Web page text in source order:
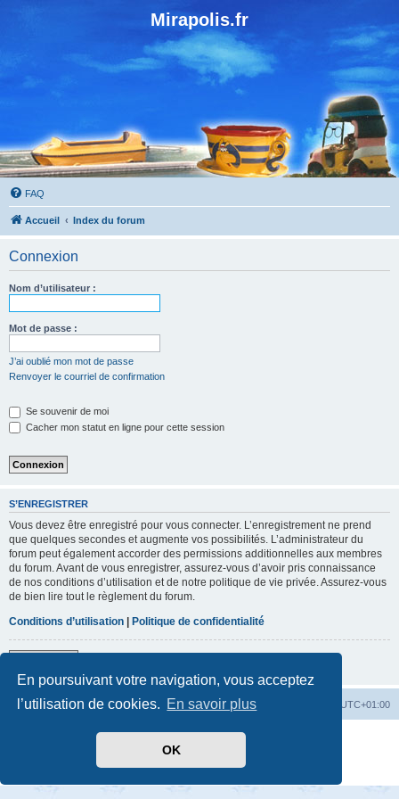
En poursuivant votre navigation, vous acceptez
l’utilisation de cookies. En savoir plus
OK
Mirapolis.fr
FAQ
Accueil Index du forum
Connexion
Nom d’utilisateur :
Mot de passe :
J’ai oublié mon mot de passe
Renvoyer le courriel de confirmation
Se souvenir de moi
Cacher mon statut en ligne pour cette session
S’ENREGISTRER
Vous devez être enregistré pour vous connecter. L’enregistrement ne prend
que quelques secondes et augmente vos possibilités. L’administrateur du
forum peut également accorder des permissions additionnelles aux membres
du forum. Avant de vous enregistrer, assurez-vous d’avoir pris connaissance
de nos conditions d’utilisation et de notre politique de vie privée. Assurez-vous
de bien lire tout le règlement du forum.
Conditions d’utilisation | Politique de confidentialité
Accueil Index du forum UTC+01:00
Développé par
® Forum Software © phpBB Limited
Traduit par
Confidentialité|Conditions